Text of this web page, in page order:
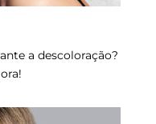
a descoloração?